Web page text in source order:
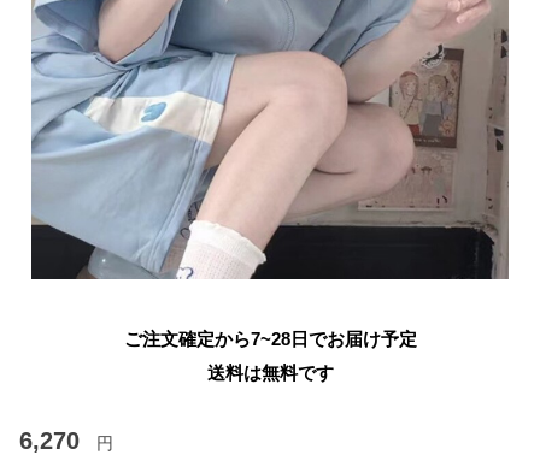
ご注文確定から7~28日でお届け予定
送料は無料です
6,270 円